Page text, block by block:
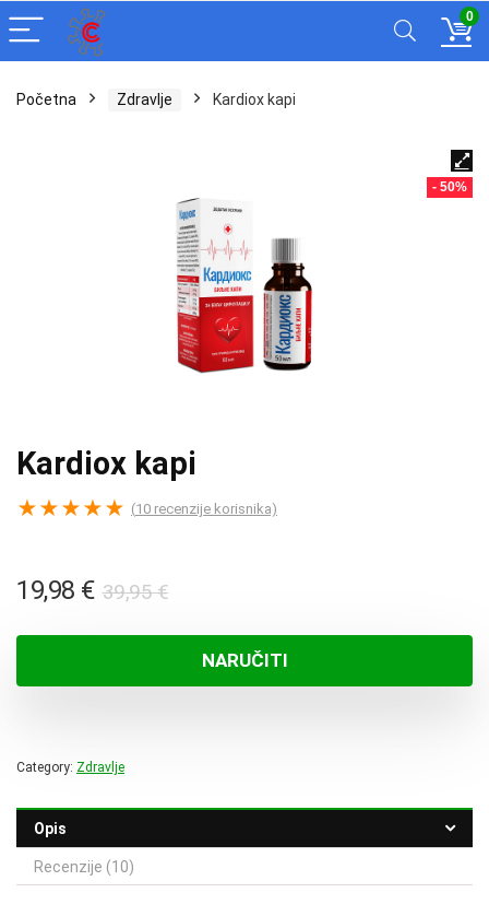
0
Početna Zdravlje Kardiox kapi
- 50%
Kardiox kapi
★★★★★ (10 recenzije korisnika)
39,95€Izvorna
bila
je:
19,98 €
Trenutna
19,98 €.
NARUČITI
Category: Zdravlje
Opis
Recenzije (10)